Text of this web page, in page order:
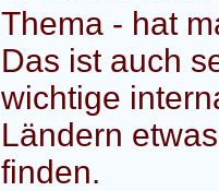
Thema - hat
Das ist auch
wichtige
Ländern
finden.